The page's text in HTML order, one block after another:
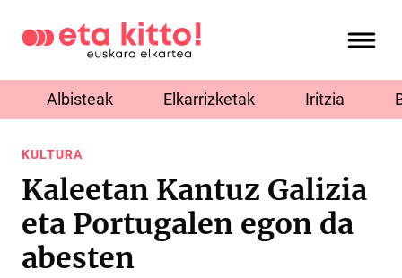
Albisteak Elkarrizketak Iritzia
KULTURA
Kaleetan Kantuz Galizia
eta Portugalen egon da
abesten